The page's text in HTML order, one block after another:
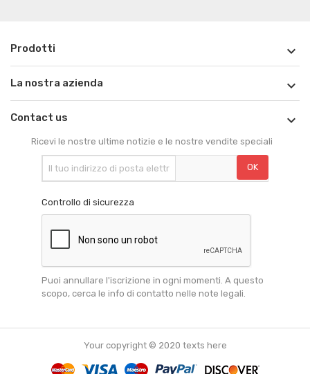
Prodotti 
La nostra azienda 
Contact us 
Ricevi le nostre ultime notizie e le nostre vendite speciali
Controllo di sicurezza
Puoi annullare l'iscrizione in ogni momenti. A questo
scopo, cerca le info di contatto nelle note legali.
Your copyright © 2020 texts here